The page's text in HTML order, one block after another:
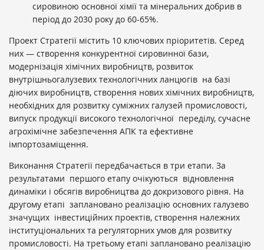
сировиною основної хімії та мінеральних добрив в
період до 2030 року до 60-65%.
Проект Стратегії містить 10 ключових пріоритетів. Серед
них — створення конкурентної сировинної бази,
модернізація хімічних виробництв, розвиток
внутрішньогалузевих технологічних ланцюгів на базі
діючих виробництв, створення нових хімічних виробництв,
необхідних для розвитку суміжних галузей промисловості,
випуск продукції високого технологічної переділу, сучасне
агрохімічне забезпечення АПК та ефективне
імпортозаміщення.
Виконання Стратегії передбачається в три етапи. За
результатами першого етапу очікуються відновлення
динаміки і обсягів виробництва до докризового рівня. На
другому етапі заплановано реалізацію основних галузево
значущих інвестиційних проектів, створення належних
інституціональних та регуляторних умов для розвитку
промисловості. На третьому етапі заплановано реалізацію